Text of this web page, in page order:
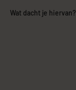
Wat dacht je hiervan?